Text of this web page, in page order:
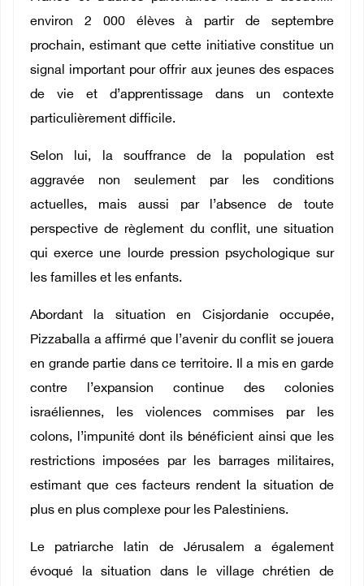
environ 2 000 élèves à partir de septembre
prochain, estimant que cette initiative constitue un
signal important pour offrir aux jeunes des espaces
de vie et d’apprentissage dans un contexte
particulièrement difficile.
Selon lui, la souffrance de la population est
aggravée non seulement par les conditions
actuelles, mais aussi par l’absence de toute
perspective de règlement du conflit, une situation
qui exerce une lourde pression psychologique sur
les familles et les enfants.
Abordant la situation en Cisjordanie occupée,
Pizzaballa a affirmé que l’avenir du conflit se jouera
en grande partie dans ce territoire. Il a mis en garde
contre l’expansion continue des colonies
israéliennes, les violences commises par les
colons, l’impunité dont ils bénéficient ainsi que les
restrictions imposées par les barrages militaires,
estimant que ces facteurs rendent la situation de
plus en plus complexe pour les Palestiniens.
Le patriarche latin de Jérusalem a également
évoqué la situation dans le village chrétien de